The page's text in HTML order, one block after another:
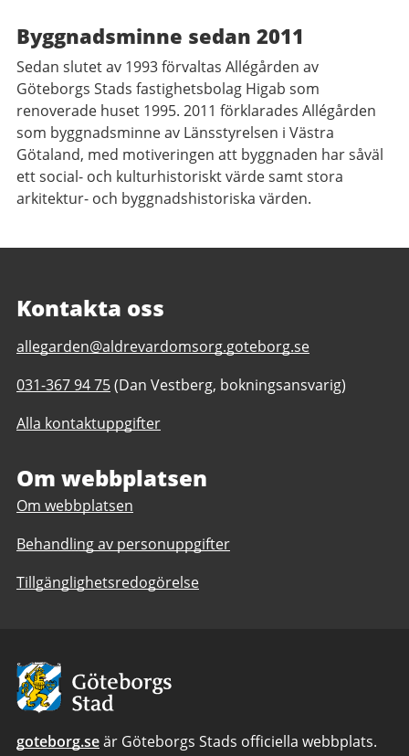
Byggnadsminne sedan 2011
Sedan slutet av 1993 förvaltas Allégården av
Göteborgs Stads fastighetsbolag Higab som
renoverade huset 1995. 2011 förklarades Allégården
som byggnadsminne av Länsstyrelsen i Västra
Götaland, med motiveringen att byggnaden har såväl
ett social- och kulturhistoriskt värde samt stora
arkitektur- och byggnadshistoriska värden.
Kontakta oss
E-
till
Mötesplats
Allégården
allegarden@aldrevardomsorg.goteborg.se
Telefonnummer
Mötesplats
Haga
031-367 94 75(Dan Vestberg, bokningsansvarig)
Alla kontaktuppgifter
Om webbplatsen
Om webbplatsen
Behandling av personuppgifter
Tillgänglighetsredogörelse
Avsändare:
Göteborgs
Stad
goteborg.seär Göteborgs Stads officiella webbplats.